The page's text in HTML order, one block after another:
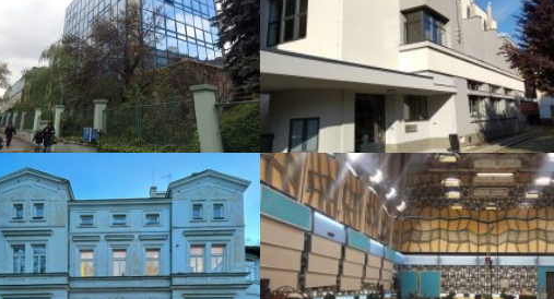
posudek pro PVK Zateplení sokolovny
rekonstrukce
ateliéru
Energetický audit Českého
rozhlasu